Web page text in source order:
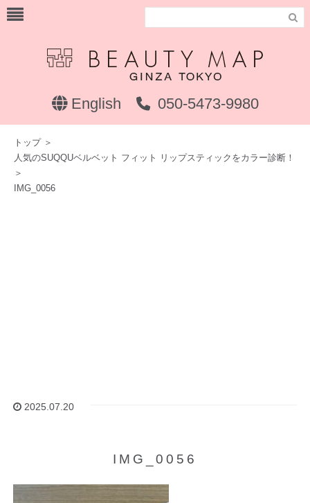

English 050-5473-9980
トップ＞
人気のSUQQUベルベット フィット リップスティックをカラー診断！
＞
IMG_0056
2025.07.20
IMG_0056